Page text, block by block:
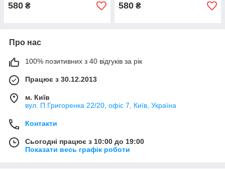
580 ₴ 580 ₴
Про нас
100% позитивних з 40 відгуків за рік
Працює з 30.12.2013
м. Київ
вул. П.Григоренка 22/20, офіс 7, Київ, Україна
Контакти
Сьогодні працює з 10:00 до 19:00
Показати весь графік роботи